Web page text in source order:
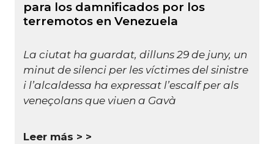
para los damnificados por los
terremotos en Venezuela
La ciutat ha guardat, dilluns 29 de juny, un
minut de silenci per les víctimes del sinistre
i l’alcaldessa ha expressat l’escalf per als
veneçolans que viuen a Gavà
Leer más >